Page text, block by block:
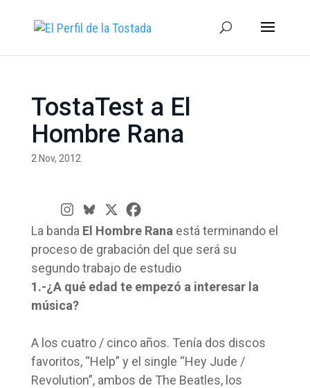
TostaTest a El
Hombre Rana
2 Nov, 2012
La banda El Hombre Rana está terminando el
proceso de grabación del que será su
segundo trabajo de estudio
1.-¿A qué edad te empezó a interesar la
música?
A los cuatro / cinco años. Tenía dos discos
favoritos, “Help” y el single “Hey Jude /
Revolution”, ambos de The Beatles, los